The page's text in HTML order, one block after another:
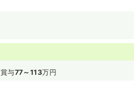
賞与77～113万円